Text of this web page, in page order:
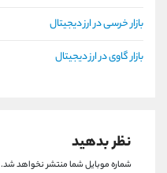
بازار خرسی در ارز دیجیتال
بازار گاوی در ارز دیجیتال
نظر بدهید
شماره موبایل شما منتشر نخواهد شد.